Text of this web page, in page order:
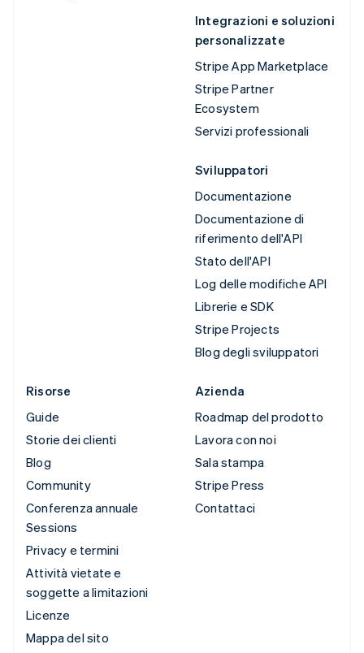
Integrazioni e soluzioni
personalizzate
Stripe App Marketplace
Stripe Partner
Ecosystem
Servizi professionali
Sviluppatori
Documentazione
Documentazione di
riferimento dell'API
Stato dell'API
Log delle modifiche API
Librerie e SDK
Stripe Projects
Blog degli sviluppatori
Risorse
Guide
Storie dei clienti
Blog
Community
Conferenza annuale
Sessions
Privacy e termini
Attività vietate e
soggette a limitazioni
Licenze
Mappa del sito
Azienda
Roadmap del prodotto
Lavora con noi
Sala stampa
Stripe Press
Contattaci